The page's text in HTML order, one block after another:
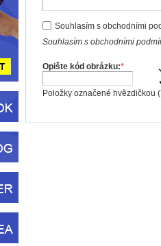
Souhlasím s obchodními
Souhlasím s obchodními
Opište kód obrázku:*
Položky označené hvězdičkou (